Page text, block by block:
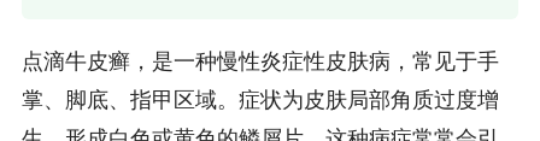
点滴牛皮癣，是一种慢性炎症性皮肤病，常见于手
掌、脚底、指甲区域。症状为皮肤局部角质过度增